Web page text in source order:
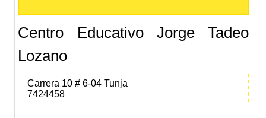
Centro Educativo Jorge Tadeo
Lozano
Carrera 10 # 6-04 Tunja
7424458